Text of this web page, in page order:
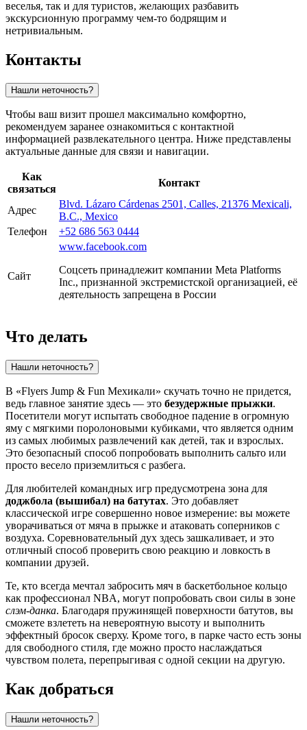
веселья, так и для туристов, желающих разбавить
экскурсионную программу чем-то бодрящим и
нетривиальным.
Контакты
Нашли неточность?
Чтобы ваш визит прошел максимально комфортно,
рекомендуем заранее ознакомиться с контактной
информацией развлекательного центра. Ниже представлены
актуальные данные для связи и навигации.
Как
связаться
Контакт
Адрес
Blvd. Lázaro Cárdenas 2501, Calles, 21376 Mexicali,
B.C., Mexico
Телефон
+52 686 563 0444
Сайт
www.facebook.com
Соцсеть принадлежит компании Meta Platforms
Inc., признанной экстремистской организацией, её
деятельность запрещена в России
Что делать
Нашли неточность?
В «Flyers Jump & Fun Мехикали» скучать точно не придется,
ведь главное занятие здесь — это безудержные прыжки.
Посетители могут испытать свободное падение в огромную
яму с мягкими поролоновыми кубиками, что является одним
из самых любимых развлечений как детей, так и взрослых.
Это безопасный способ попробовать выполнить сальто или
просто весело приземлиться с разбега.
Для любителей командных игр предусмотрена зона для
доджбола (вышибал) на батутах. Это добавляет
классической игре совершенно новое измерение: вы можете
уворачиваться от мяча в прыжке и атаковать соперников с
воздуха. Соревновательный дух здесь зашкаливает, и это
отличный способ проверить свою реакцию и ловкость в
компании друзей.
Те, кто всегда мечтал забросить мяч в баскетбольное кольцо
как профессионал NBA, могут попробовать свои силы в зоне
слэм-данка. Благодаря пружинящей поверхности батутов, вы
сможете взлететь на невероятную высоту и выполнить
эффектный бросок сверху. Кроме того, в парке часто есть зоны
для свободного стиля, где можно просто наслаждаться
чувством полета, перепрыгивая с одной секции на другую.
Как добраться
Нашли неточность?